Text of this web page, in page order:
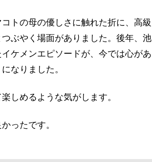
トの母の優しさに触れた折に、高級
ぶやく場面がありました。後年、池
ケメンエピソードが、今では心があ
なりました。
しめるような気がします。
ったです。